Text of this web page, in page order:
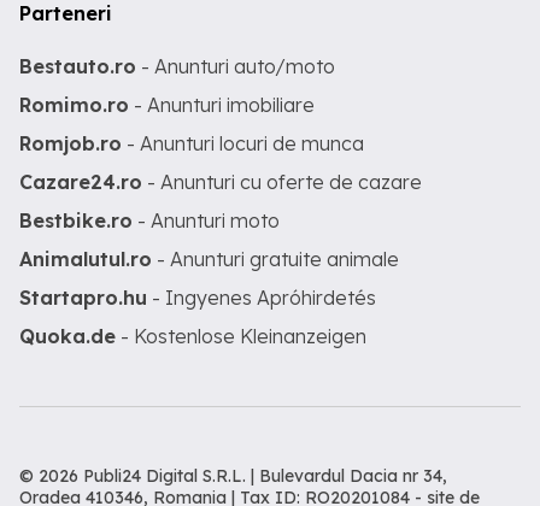
Parteneri
Bestauto.ro - Anunturi auto/moto
Romimo.ro - Anunturi imobiliare
Romjob.ro - Anunturi locuri de munca
Cazare24.ro - Anunturi cu oferte de cazare
Bestbike.ro - Anunturi moto
Animalutul.ro - Anunturi gratuite animale
Startapro.hu - Ingyenes Apróhirdetés
Quoka.de - Kostenlose Kleinanzeigen
© 2026 Publi24 Digital S.R.L. | Bulevardul Dacia nr 34,
Oradea 410346, Romania | Tax ID: RO20201084 - site de